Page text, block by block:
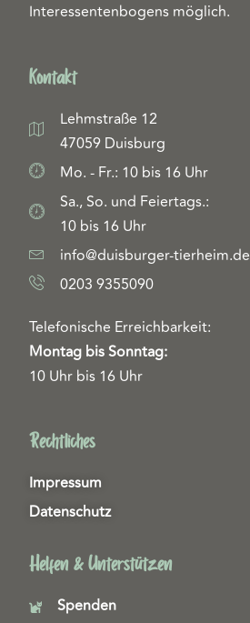
Interessentenbogens möglich.
Kontakt
Lehmstraße 12
47059 Duisburg
Mo. - Fr.: 10 bis 16 Uhr
Sa., So. und Feiertags.:
10 bis 16 Uhr
info@duisburger-tierheim.de
0203 9355090
Telefonische Erreichbarkeit:
Montag bis Sonntag:
10 Uhr bis 16 Uhr
Rechtliches
Impressum
Datenschutz
Helfen & Unterstützen
Spenden